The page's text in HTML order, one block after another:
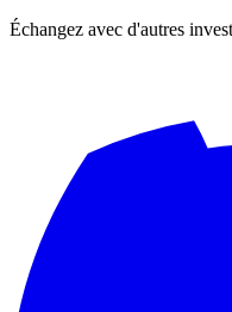
Échangez avec d'autres